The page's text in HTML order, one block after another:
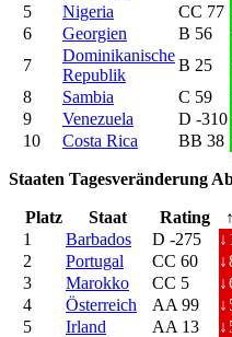
5
Nigeria CC 77
6
Georgien B 56
7
Dominikanische
Republik
B 25
8
Sambia C 59
9
Venezuela D -310
10
Costa Rica BB 38
Staaten Tagesveränderung
Platz Staat Rating
1
Barbados D -275 ↓
2
Portugal CC 60 ↓
3
Marokko CC 5 ↓
4
Österreich AA 99 ↓
5
Irland AA 13 ↓